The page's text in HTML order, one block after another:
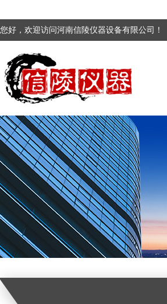
您好，欢迎访问河南信陵仪器设备有限公司！